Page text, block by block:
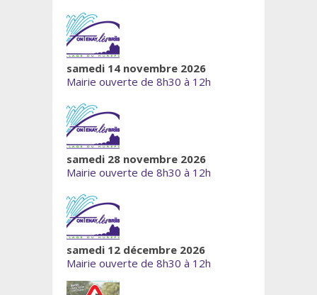
samedi 14 novembre 2026
Mairie ouverte de 8h30 à 12h
samedi 28 novembre 2026
Mairie ouverte de 8h30 à 12h
samedi 12 décembre 2026
Mairie ouverte de 8h30 à 12h